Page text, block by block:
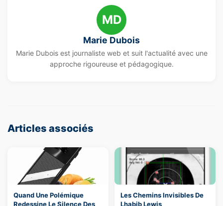
MD
Marie Dubois
Marie Dubois est journaliste web et suit l'actualité avec une
approche rigoureuse et pédagogique.
Articles associés
Quand Une Polémique
Redessine Le Silence Des
Les Chemins Invisibles De
Lhabib Lewis